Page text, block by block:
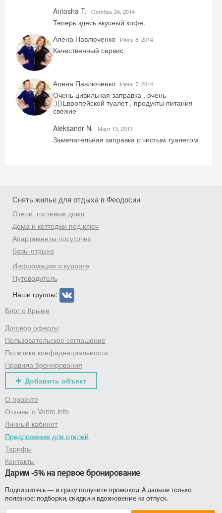
Antosha T.
Октябрь 24, 2014
Теперь здесь вкусный кофе.
Алена Павлюченко
Июнь 8, 2014
Качественный сервис
Алена Павлюченко Июнь 7, 2014
Очень цивильная заправка , очень
:)))Европейской туалет , продукты питания
свежие
Aleksandr N.
Mарт 13, 2013
Замечательная заправка с чистым туалетом
Снять жилье для отдыха в Феодосии
Отели, гостевые дома
Дома и коттеджи под ключ
Апартаменты посуточно
Базы отдыха
Информация о курорте
Путеводитель
Наши группы:
Блог о Крыме
Договор оферты
Пользовательское соглашение
Политика конфиденциальности
Правила бронирования
Добавить объект
О проекте
Отзывы о Vkrim.info
Личный кабинет
Предложение для отелей
Тарифы
Контакты
Дарим -5% на первое бронирование
Подпишитесь — и сразу получите промокод. А дальше только
полезное: подборки, скидки и вдохновение на отпуск.